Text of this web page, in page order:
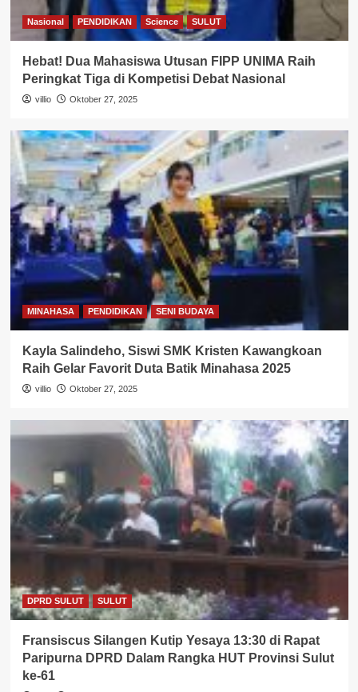
Nasional PENDIDIKAN Science SULUT
Hebat! Dua Mahasiswa Utusan FIPP UNIMA Raih
Peringkat Tiga di Kompetisi Debat Nasional
villio Oktober 27, 2025
MINAHASA PENDIDIKAN SENI BUDAYA
Kayla Salindeho, Siswi SMK Kristen Kawangkoan
Raih Gelar Favorit Duta Batik Minahasa 2025
villio Oktober 27, 2025
DPRD SULUT SULUT
Fransiscus Silangen Kutip Yesaya 13:30 di Rapat
Paripurna DPRD Dalam Rangka HUT Provinsi Sulut
ke-61